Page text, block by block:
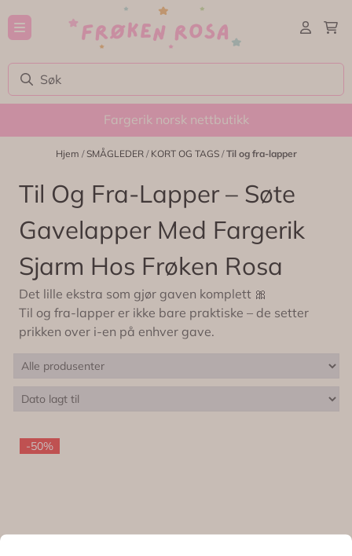
Hopp til innhold
Fargerik norsk nettbutikk
Hjem /SMÅGLEDER / KORT OG TAGS /Til og fra-lapper
Til Og Fra-Lapper – Søte
Gavelapper Med Fargerik
Sjarm Hos Frøken Rosa
Det lille ekstra som gjør gaven komplett 🎀
Til og fra-lapper er ikke bare praktiske – de setter
prikken over i-en på enhver gave.
-50%